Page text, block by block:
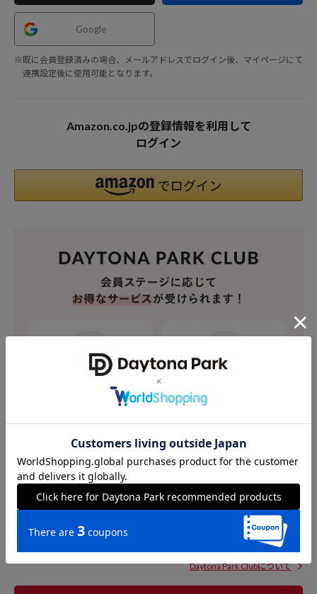
Google
※既に会員登録済みの場合、メールアドレスでログイン後、マイページにて
連携設定後に使用可能となります。
Amazon.co.jpの登録情報を利用して
ログイン
Daytona Park Clubについて